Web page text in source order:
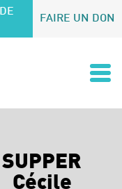
FAIRE UN DON
SUPPER
Cécile